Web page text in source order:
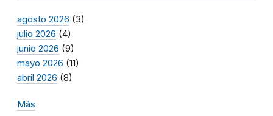
agosto 2026 (3)
julio 2026 (4)
junio 2026 (9)
mayo 2026 (11)
abril 2026 (8)
Más